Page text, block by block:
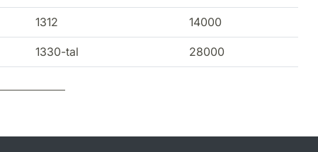
1312 14000
1330-tal 28000